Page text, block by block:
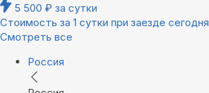
5 500 ₽ за сутки
Стоимость за 1 сутки при заезде сегодня
Смотреть все
Россия